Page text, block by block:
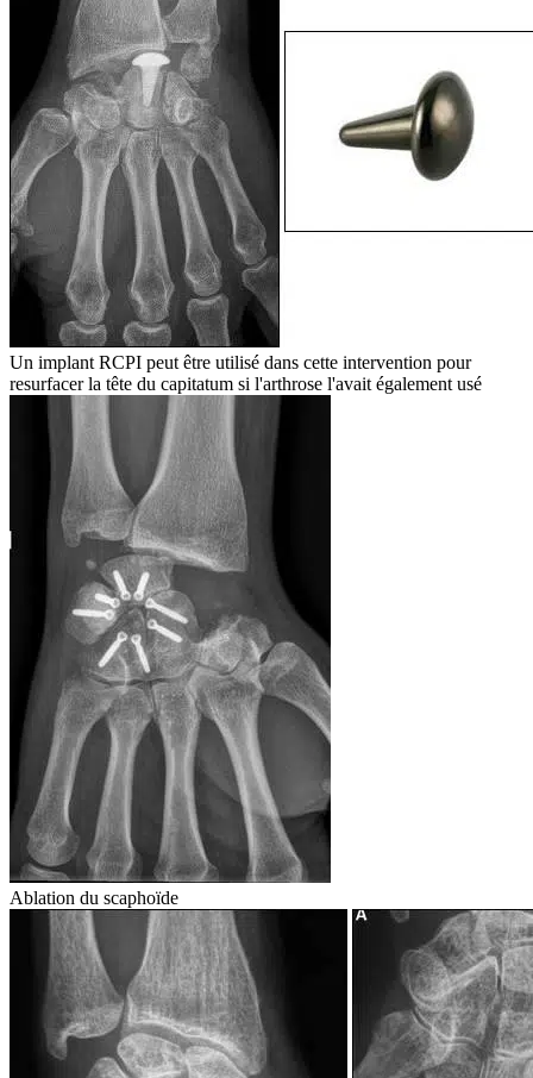
Un implant RCPI peut être utilisé dans cette intervention pour
resurfacer la tête du capitatum si l'arthrose l'avait également usé
Ablation du scaphoïde